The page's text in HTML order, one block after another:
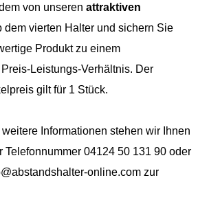
von unseren attraktiven
dem vierten Halter und sichern Sie
Produkt zu einem
Leistungs-Verhältnis. Der
gilt für 1 Stück.
Informationen stehen wir Ihnen
Telefonnummer 04124 50 131 90 oder
online.com zur